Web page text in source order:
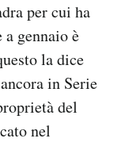
per cui ha
a gennaio è
la dice
in Serie
del
nel